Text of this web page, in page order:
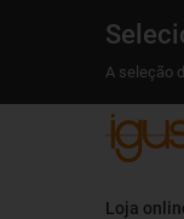
A seleção
Loja